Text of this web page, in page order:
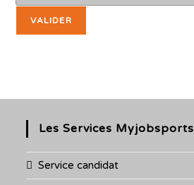
Les Services Myjobsports
Service candidat